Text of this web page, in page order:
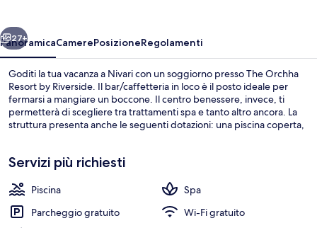
Salottino della hall
Avanti
27+
PanoramicaCamerePosizioneRegolamenti
Goditi la tua vacanza a Nivari con un soggiorno presso The Orchha
Resort by Riverside. Il bar/caffetteria in loco è il posto ideale per
fermarsi a mangiare un boccone. Il centro benessere, invece, ti
permetterà di scegliere tra trattamenti spa e tanto altro ancora. La
struttura presenta anche le seguenti dotazioni: una piscina coperta,
Servizi più richiesti
Piscina
Spa
Parcheggio gratuito
Wi-Fi gratuito